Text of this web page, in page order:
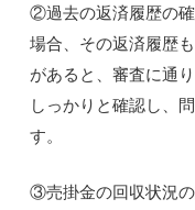
②過去の返済履歴の
場合、その返済履歴
があると、審査に通
しっかりと確認し、
す。
③売掛金の回収状況